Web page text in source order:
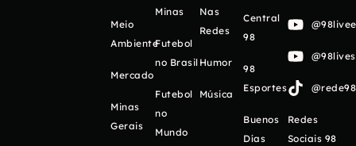
Meio
Ambiente
Mercado
Minas
Gerais
Minas
Futebol
no Brasil
Futebol
no
Mundo
Nas
Redes
Humor
Música
Central
98
98
Esportes
Buenos
Días
Redes
Sociais 98